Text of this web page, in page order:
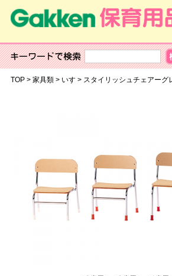
TOP> 家具類> いす> スタイリッシュチェアー